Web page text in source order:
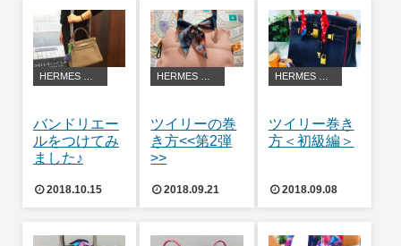
バンドリエー
ルをつけてみ
ました♪
2018.10.15
ツイリーの巻
き方<<第2弾
>>
2018.09.21
ツイリー巻き
方＜初級編＞
2018.09.08